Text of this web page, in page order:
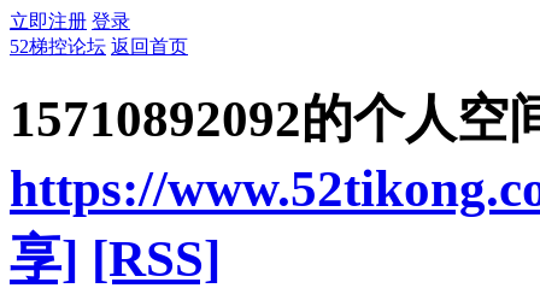
立即注册 登录
52梯控论坛 返回首页
15710892092的个人空
https://
享] [RSS]